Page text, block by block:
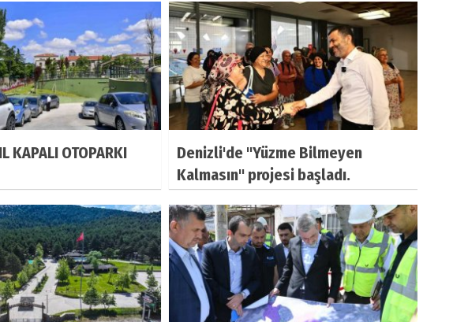
KAPALI OTOPARKI
Denizli'de "Yüzme Bilmeyen
Kalmasın" projesi başladı.